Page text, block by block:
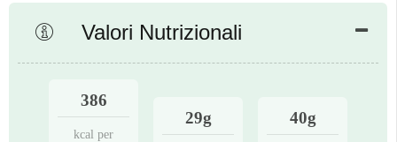
Valori Nutrizionali
386
kcal per
29g 40g